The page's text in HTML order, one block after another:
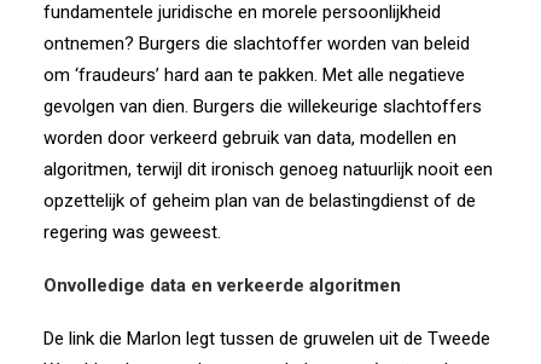
fundamentele juridische en morele persoonlijkheid
ontnemen? Burgers die slachtoffer worden van beleid
om ‘fraudeurs’ hard aan te pakken. Met alle negatieve
gevolgen van dien. Burgers die willekeurige slachtoffers
worden door verkeerd gebruik van data, modellen en
algoritmen, terwijl dit ironisch genoeg natuurlijk nooit een
opzettelijk of geheim plan van de belastingdienst of de
regering was geweest.
Onvolledige data en verkeerde algoritmen
De link die Marlon legt tussen de gruwelen uit de Tweede